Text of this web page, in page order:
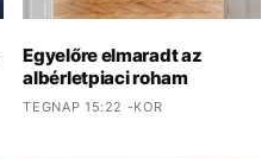
Egyelőre elmaradt az
albérletpiaci roham
TEGNAP 15:22 -KOR